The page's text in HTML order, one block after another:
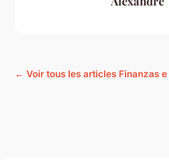
← Voir tous les articles Finanzas